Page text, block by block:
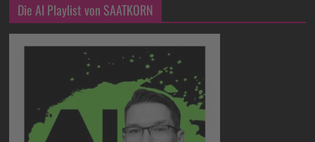
Die AI Playlist von SAATKORN